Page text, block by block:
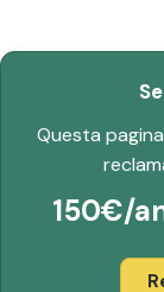
Questa
150€/